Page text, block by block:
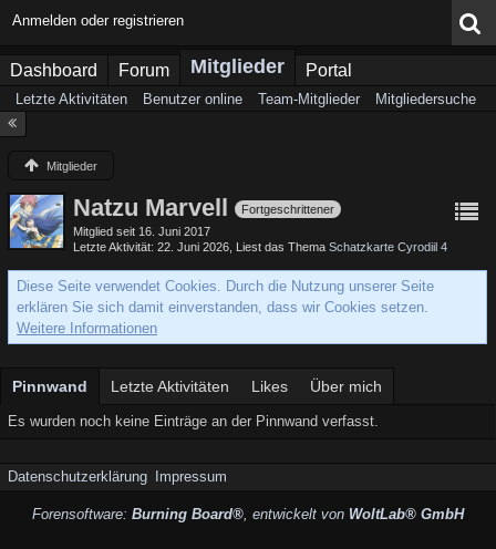
Anmelden oder registrieren
Dashboard Forum Mitglieder Portal
Letzte Aktivitäten Benutzer online Team-Mitglieder Mitgliedersuche
Mitglieder
Natzu Marvell
Fortgeschrittener
Mitglied seit 16. Juni 2017
Letzte Aktivität 22. Juni 2026 , Liest das Thema Schatzkarte Cyrodiil 4
Diese Seite verwendet Cookies. Durch die Nutzung unserer Seite
erklären Sie sich damit einverstanden, dass wir Cookies setzen.
Weitere Informationen
Pinnwand Letzte Aktivitäten Likes Über mich
Es wurden noch keine Einträge an der Pinnwand verfasst.
Datenschutzerklärung Impressum
Forensoftware: Burning Board®, entwickelt von WoltLab® GmbH